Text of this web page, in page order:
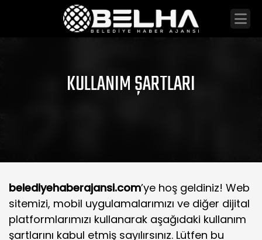
KULLANIM ŞARTLARI
belediyehaberajansi.com’ye hoş geldiniz! Web
sitemizi, mobil uygulamalarımızı ve diğer dijital
platformlarımızı kullanarak aşağıdaki kullanım
şartlarını kabul etmiş sayılırsınız. Lütfen bu